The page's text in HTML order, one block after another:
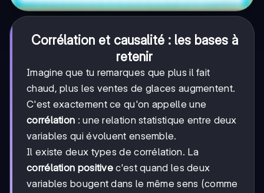
Corrélation et causalité : les bases à
retenir
Imagine que tu remarques que plus il fait
chaud, plus les ventes de glaces augmentent.
C'est exactement ce qu'on appelle une
corrélation : une relation statistique entre deux
variables qui évoluent ensemble.
Il existe deux types de corrélation. La
corrélation positive c'est quand les deux
variables bougent dans le même sens (comme